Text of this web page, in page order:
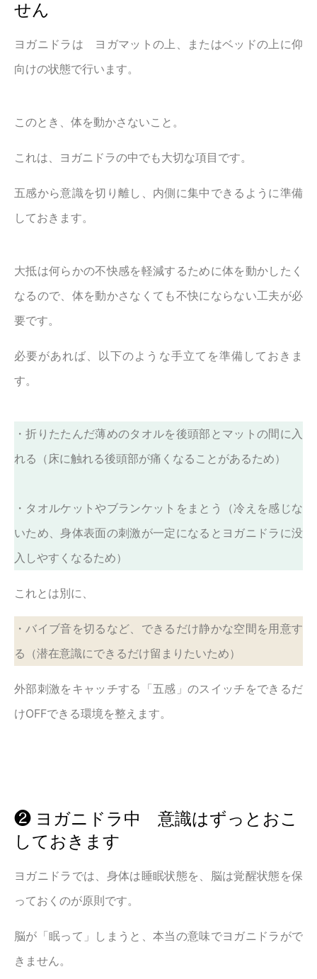
せん
ヨガニドラは ヨガマットの上、またはベッドの上に仰
向けの状態で行います。
このとき、体を動かさないこと。
これは、ヨガニドラの中でも大切な項目です。
五感から意識を切り離し、内側に集中できるように準備
しておきます。
大抵は何らかの不快感を軽減するために体を動かしたく
なるので、体を動かさなくても不快にならない工夫が必
要です。
必要があれば、以下のような手立てを準備しておきま
す。
・折りたたんだ薄めのタオルを後頭部とマットの間に入
れる（床に触れる後頭部が痛くなることがあるため）
・タオルケットやブランケットをまとう（冷えを感じな
いため、身体表面の刺激が一定になるとヨガニドラに没
入しやすくなるため）
これとは別に、
・バイブ音を切るなど、できるだけ静かな空間を用意す
る（潜在意識にできるだけ留まりたいため）
外部刺激をキャッチする「五感」のスイッチをできるだ
けOFFできる環境を整えます。
❷ ヨガニドラ中 意識はずっとおこ
しておきます
ヨガニドラでは、身体は睡眠状態を、脳は覚醒状態を保
っておくのが原則です。
脳が「眠って」しまうと、本当の意味でヨガニドラがで
きません。